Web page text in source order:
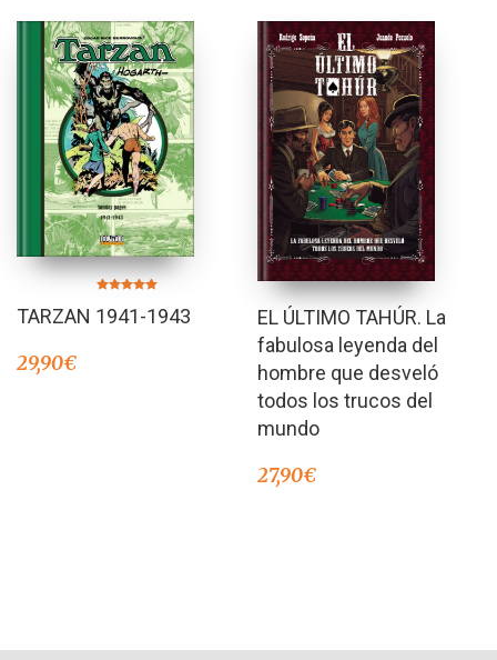
5.00
de 5
TARZAN 1941-1943
29,90€
EL ÚLTIMO TAHÚR. La
fabulosa leyenda del
hombre que desveló
todos los trucos del
mundo
27,90€